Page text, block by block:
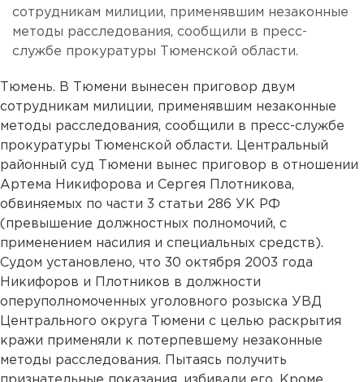
сотрудникам милиции, применявшим незаконные
методы расследования, сообщили в пресс-
службе прокуратуры Тюменской области.
Тюмень. В Тюмени вынесен приговор двум
сотрудникам милиции, применявшим незаконные
методы расследования, сообщили в пресс-службе
прокуратуры Тюменской области. Центральный
районный суд Тюмени вынес приговор в отношении
Артема Никифорова и Сергея Плотникова,
обвиняемых по части 3 статьи 286 УК РФ
(превышение должностных полномочий, с
применением насилия и специальных средств).
Судом установлено, что 30 октября 2003 года
Никифоров и Плотников в должности
оперуполномоченных уголовного розыска УВД
Центрального округа Тюмени с целью раскрытия
кражи применяли к потерпевшему незаконные
методы расследования. Пытаясь получить